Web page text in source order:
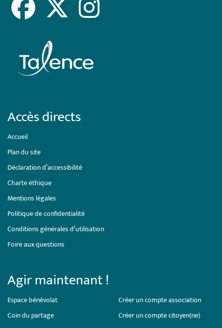
Accès directs
Accueil
Plan du site
Déclaration d’accessibilité
Charte éthique
Mentions légales
Politique de confidentialité
Conditions générales d’utilisation
Foire aux questions
Agir maintenant !
Espace bénévolat
Coin du partage
Créer un compte association
Créer un compte citoyen(ne)